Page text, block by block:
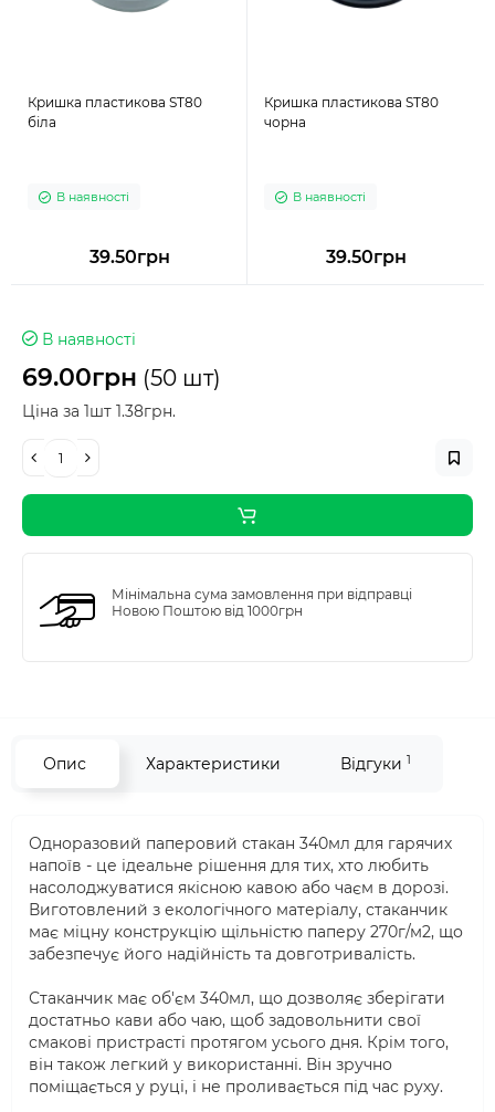
Кришка пластикова ST80
біла
В наявності
39.50грн
Кришка пластикова ST80
чорна
В наявності
39.50грн
В наявності
69.00грн (50 шт)
Ціна за 1шт 1.38грн.
Мінімальна сума замовлення при відправці
Новою Поштою від 1000грн
Опис Характеристики Відгуки 1
Одноразовий паперовий стакан 340мл для гарячих
напоїв - це ідеальне рішення для тих, хто любить
насолоджуватися якісною кавою або чаєм в дорозі.
Виготовлений з екологічного матеріалу, стаканчик
має міцну конструкцію щільністю паперу 270г/м2, що
забезпечує його надійність та довготривалість.
Стаканчик має об'єм 340мл, що дозволяє зберігати
достатньо кави або чаю, щоб задовольнити свої
смакові пристрасті протягом усього дня. Крім того,
він також легкий у використанні. Він зручно
поміщається у руці, і не проливається під час руху.